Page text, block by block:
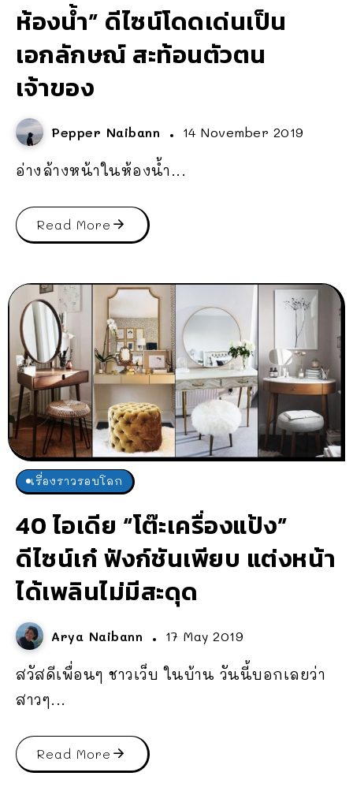
ห้องน้ำ” ดีไซน์โดดเด่นเป็น
เอกลักษณ์ สะท้อนตัวตน
เจ้าของ
Pepper Naibann 14 November 2019
อ่างล้างหน้าในห้องน้ำ...
Read More
เรื่องราวรอบโลก
40 ไอเดีย “โต๊ะเครื่องแป้ง”
ดีไซน์เก๋ ฟังก์ชันเพียบ แต่งหน้า
ได้เพลินไม่มีสะดุด
Arya Naibann 17 May 2019
สวัสดีเพื่อนๆ ชาวเว็บ ในบ้าน วันนี้บอกเลยว่า
สาวๆ...
Read More